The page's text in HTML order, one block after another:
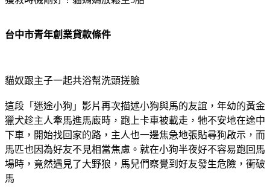
台中市青年創業貸款條件
貓奴跟主子一起共浴幫洗頭搓臉
這段「迷途小狗」影片再次描述小狗與馬的友誼，年幼的黃金
獵犬趁主人牽馬進馬廄時，跑上卡車被載走，牠不安地在途中
下車，開始找回家的路，主人也一邊焦急地張貼尋狗啟示，而
馬匹也因為好友不見相當焦慮。就在小狗半夜好不容易跑回馬
場時，竟然遇見了大野狼，馬兒們察覺到好友發生危險，衝破
馬